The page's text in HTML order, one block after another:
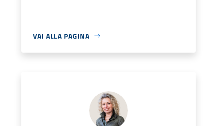
VAI ALLA PAGINA